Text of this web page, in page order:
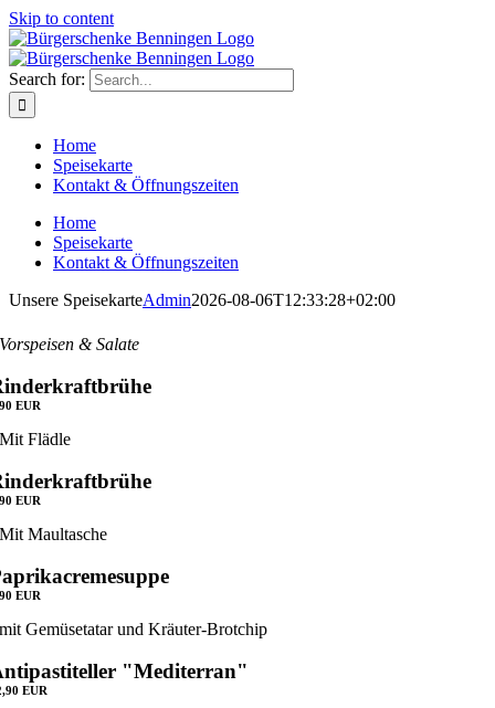
Skip to content
Search for:
Home
Speisekarte
Kontakt & Öffnungszeiten
Home
Speisekarte
Kontakt & Öffnungszeiten
Unsere SpeisekarteAdmin2026-08-06T12:33:28+02:00
Vorspeisen & Salate
EUR
Mit Flädle
EUR
Mit Maultasche
EUR
mit Gemüsetatar und Kräuter-Brotchip
"Mediterran"
EUR